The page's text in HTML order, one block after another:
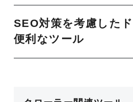
SEO対策を考慮した
便利なツール